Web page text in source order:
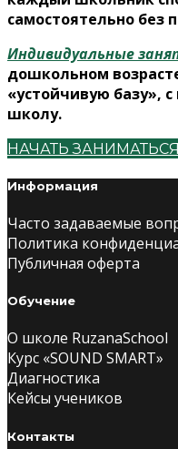
самостоятельно
Индивидуальные
дошкольном
«устойчивую базу»,
школу.
НАЧАТЬ ЗАНИМАТЬСЯ
Информация
Часто задаваемые
Политика
Публичная оферта
Обучение
О школе RuzanaSchool
Курс «SOUND SMART»
Диагностика
Кейсы учеников
Контакты